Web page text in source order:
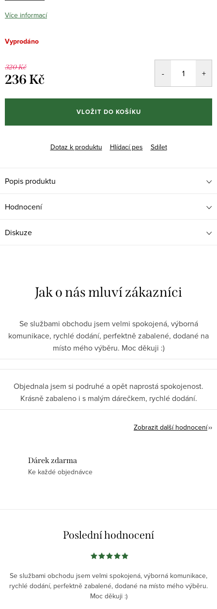
Více informací
Vyprodáno
320 Kč
236 Kč
cena:
VLOŽIT DO KOŠÍKU
Dotaz k produktu Hlídací pes Sdílet
Popis produktu
Hodnocení
Diskuze
Se službami obchodu jsem velmi spokojená, výborná
komunikace, rychlé dodání, perfektně zabalené, dodané na
místo mého výběru. Moc děkuji :)
Objednala jsem si podruhé a opět naprostá spokojenost.
Krásně zabaleno i s malým dárečkem, rychlé dodání.
Zobrazit další hodnocení
Dárek zdarma
Ke každé objednávce
Poslední hodnocení
Se službami obchodu jsem velmi spokojená, výborná komunikace,
rychlé dodání, perfektně zabalené, dodané na místo mého výběru.
Moc děkuji :)